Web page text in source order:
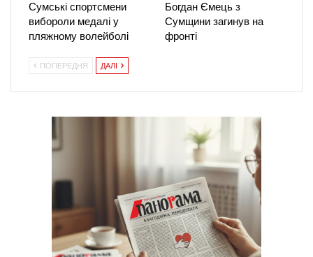
Сумські спортсмени
вибороли медалі у
пляжному волейболі
Богдан Ємець з
Сумщини загинув на
фронті
ПОПЕРЕДНЯ ДАЛІ